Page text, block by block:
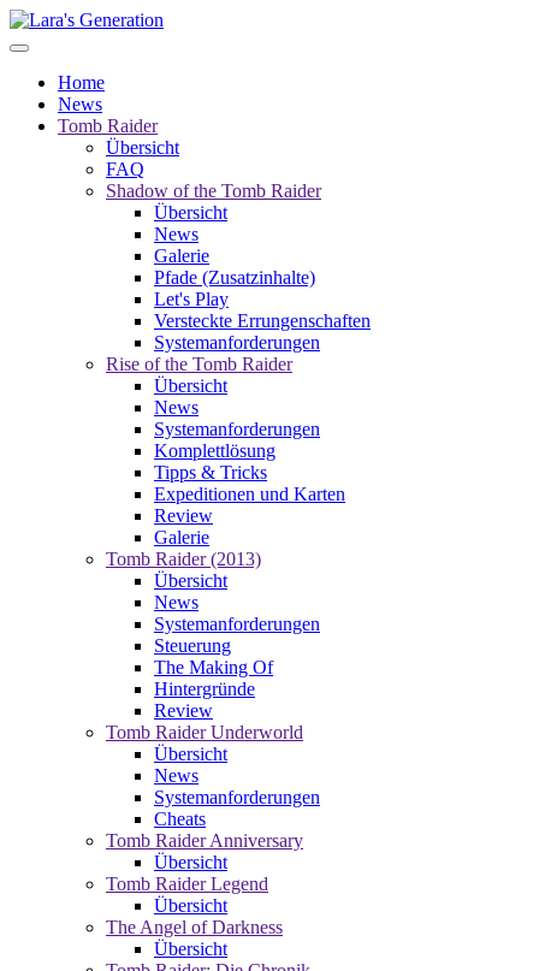
Home
News
Tomb Raider
Übersicht
FAQ
Shadow of the Tomb Raider
Übersicht
News
Galerie
Pfade (Zusatzinhalte)
Let's Play
Versteckte Errungenschaften
Systemanforderungen
Rise of the Tomb Raider
Übersicht
News
Systemanforderungen
Komplettlösung
Tipps & Tricks
Expeditionen und Karten
Review
Galerie
Tomb Raider (2013)
Übersicht
News
Systemanforderungen
Steuerung
The Making Of
Hintergründe
Review
Tomb Raider Underworld
Übersicht
News
Systemanforderungen
Cheats
Tomb Raider Anniversary
Übersicht
Tomb Raider Legend
Übersicht
The Angel of Darkness
Übersicht